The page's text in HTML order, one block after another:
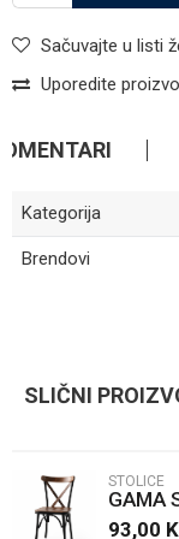
Sačuvajte u listi
Uporedite
Kategorija
Brendovi
Poruka
SLIČNI
STOLICE
GAMA
93,00